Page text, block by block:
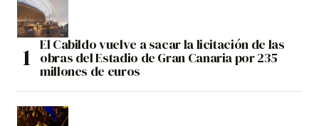
El Cabildo vuelve a sacar la licitación de las
obras del Estadio de Gran Canaria por 235
millones de euros